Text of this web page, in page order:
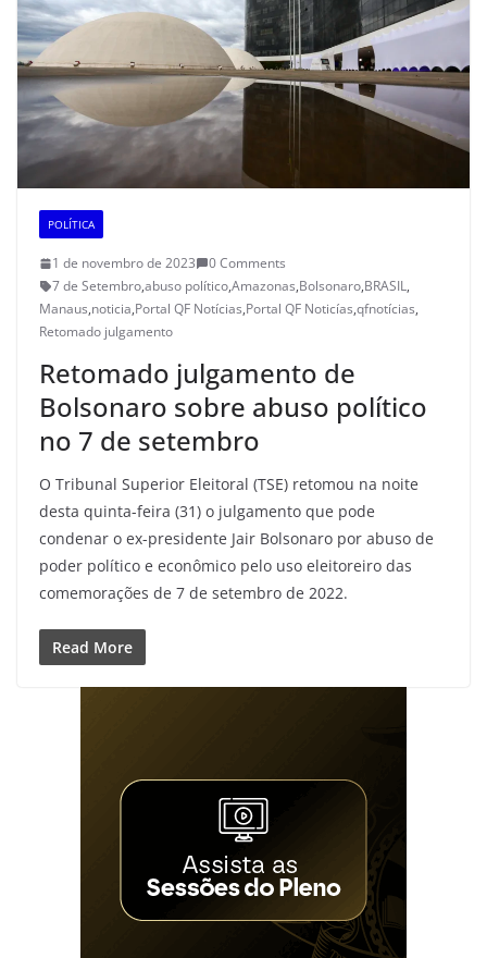
POLÍTICA
1 de novembro de 2023
0 Comments
7 de Setembro,abuso político,Amazonas,Bolsonaro,BRASIL,
Manaus,noticia,Portal QF Notícias,Portal QF Noticías,qfnotícias,
Retomado julgamento
Retomado julgamento de
Bolsonaro sobre abuso político
no 7 de setembro
O Tribunal Superior Eleitoral (TSE) retomou na noite
desta quinta-feira (31) o julgamento que pode
condenar o ex-presidente Jair Bolsonaro por abuso de
poder político e econômico pelo uso eleitoreiro das
comemorações de 7 de setembro de 2022.
Read More